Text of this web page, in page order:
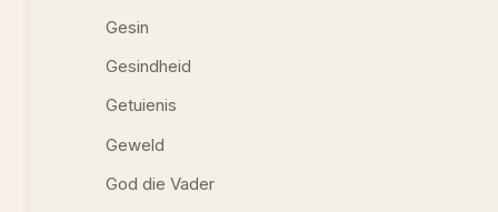
Gesin
Gesindheid
Getuienis
Geweld
God die Vader